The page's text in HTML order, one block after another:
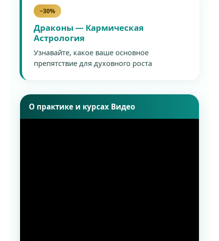
−30%
Драконы — Кармическая
Астрология
Узнавайте, какое ваше основное
препятствие для духовного роста
О практике и курсах Видео